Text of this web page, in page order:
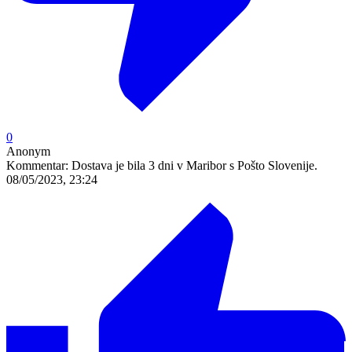
0
Anonym
Kommentar: Dostava je bila 3 dni v Maribor s Pošto Slovenije.
08/05/2023, 23:24